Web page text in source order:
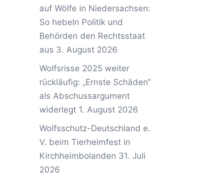
auf Wölfe in Niedersachsen:
So hebeln Politik und
Behörden den Rechtsstaat
aus 3. August 2026
Wolfsrisse 2025 weiter
rückläufig: „Ernste Schäden“
als Abschussargument
widerlegt 1. August 2026
Wolfsschutz-Deutschland e.
V. beim Tierheimfest in
Kirchheimbolanden 31. Juli
2026